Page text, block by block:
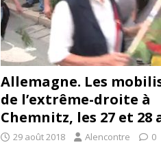
Allemagne. Les
de l’extrême-droite à
Chemnitz, les 27 et 28
29 août 2018 Alencontre 0